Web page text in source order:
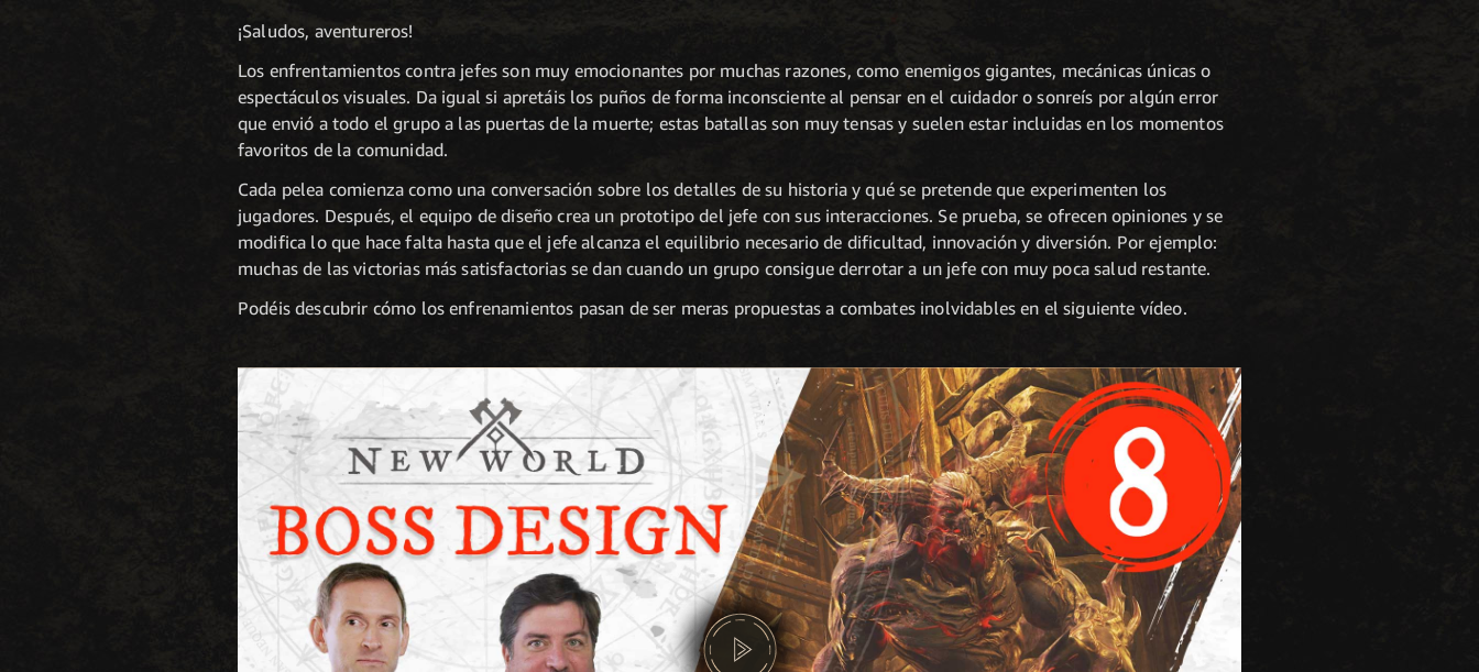
¡Saludos, aventureros!
Los enfrentamientos contra jefes son muy emocionantes por muchas razones, como enemigos gigantes, mecánicas únicas o
espectáculos visuales. Da igual si apretáis los puños de forma inconsciente al pensar en el cuidador o sonreís por algún error
que envió a todo el grupo a las puertas de la muerte; estas batallas son muy tensas y suelen estar incluidas en los momentos
favoritos de la comunidad.
Cada pelea comienza como una conversación sobre los detalles de su historia y qué se pretende que experimenten los
jugadores. Después, el equipo de diseño crea un prototipo del jefe con sus interacciones. Se prueba, se ofrecen opiniones y se
modifica lo que hace falta hasta que el jefe alcanza el equilibrio necesario de dificultad, innovación y diversión. Por ejemplo:
muchas de las victorias más satisfactorias se dan cuando un grupo consigue derrotar a un jefe con muy poca salud restante.
Podéis descubrir cómo los enfrenamientos pasan de ser meras propuestas a combates inolvidables en el siguiente vídeo.